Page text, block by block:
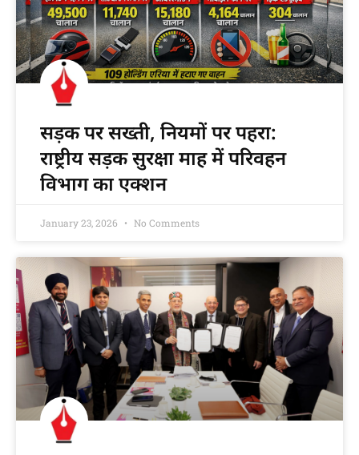
सड़क पर सख्ती, नियमों पर पहरा:
राष्ट्रीय सड़क सुरक्षा माह में परिवहन
विभाग का एक्शन
January 23, 2026 No Comments